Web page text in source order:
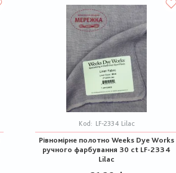
Kod: LF-2334 Lilac
Рівномірне полотно Weeks Dye Works
ручного фарбування 30 ct LF-2334
Lilac